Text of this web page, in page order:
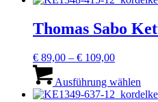
auf.
auf
der
Thomas Sabo
€ 89,00 – € 109,00
bis
€ 109,00
Ausführung wählen